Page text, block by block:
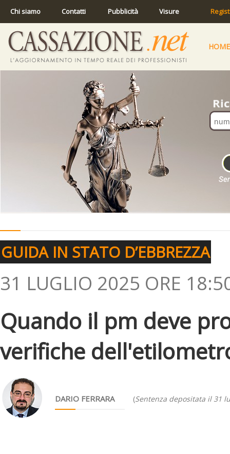
Chi siamo Contatti Pubblicità Visure
HOME
GUIDA IN STATO D’EBBREZZA
31 LUGLIO 2025 ORE
Quando il pm deve
verifiche
DARIO FERRARA (Sentenza depositata il 31